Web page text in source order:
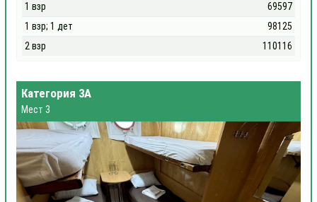
1 взр
69597
1 взр; 1 дет
98125
2 взр
110116
Категория 3А
Мест 3